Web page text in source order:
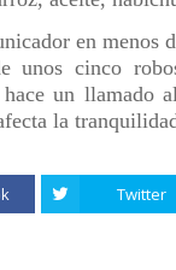
en menos
unos cinco
hace un llamado
la
Twitter